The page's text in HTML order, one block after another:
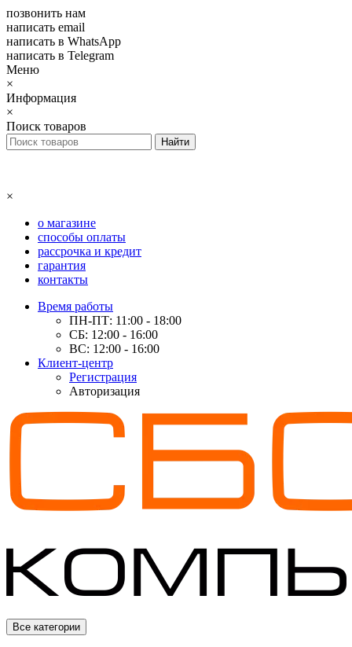
позвонить нам
написать email
написать в WhatsApp
написать в Telegram
Меню
×
Информация
×
Поиск товаров
×
о магазине
способы оплаты
рассрочка и кредит
гарантия
контакты
Время работы
ПН-ПТ: 11:00 - 18:00
СБ: 12:00 - 16:00
ВС: 12:00 - 16:00
Клиент-центр
Регистрация
Авторизация
Все категории